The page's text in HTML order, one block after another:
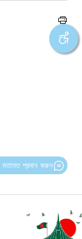
প্রদান করুন